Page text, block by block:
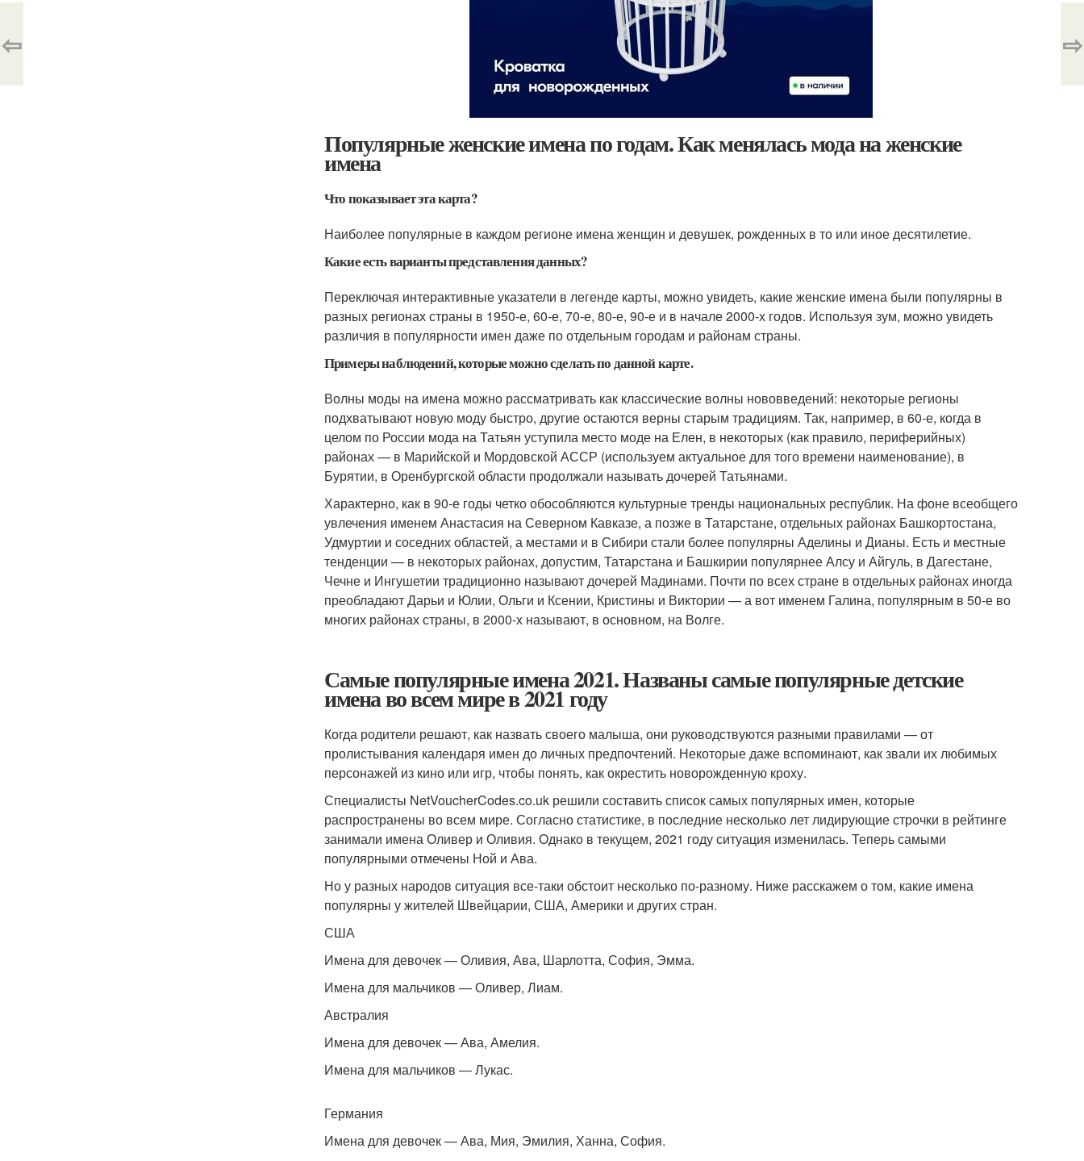
Популярные женские имена по годам. Как менялась мода на женские
имена
Что показывает эта карта?
Наиболее популярные в каждом регионе имена женщин и девушек, рожденных в то или иное десятилетие.
Какие есть варианты представления данных?
Переключая интерактивные указатели в легенде карты, можно увидеть, какие женские имена были популярны в
разных регионах страны в 1950-е, 60-е, 70-е, 80-е, 90-е и в начале 2000-х годов. Используя зум, можно увидеть
различия в популярности имен даже по отдельным городам и районам страны.
Примеры наблюдений, которые можно сделать по данной карте.
Волны моды на имена можно рассматривать как классические волны нововведений: некоторые регионы
подхватывают новую моду быстро, другие остаются верны старым традициям. Так, например, в 60-е, когда в
целом по России мода на Татьян уступила место моде на Елен, в некоторых (как правило, периферийных)
районах — в Марийской и Мордовской АССР (используем актуальное для того времени наименование), в
Бурятии, в Оренбургской области продолжали называть дочерей Татьянами.
Характерно, как в 90-е годы четко обособляются культурные тренды национальных республик. На фоне всеобщего
увлечения именем Анастасия на Северном Кавказе, а позже в Татарстане, отдельных районах Башкортостана,
Удмуртии и соседних областей, а местами и в Сибири стали более популярны Аделины и Дианы. Есть и местные
тенденции — в некоторых районах, допустим, Татарстана и Башкирии популярнее Алсу и Айгуль, в Дагестане,
Чечне и Ингушетии традиционно называют дочерей Мадинами. Почти по всех стране в отдельных районах иногда
преобладают Дарьи и Юлии, Ольги и Ксении, Кристины и Виктории — а вот именем Галина, популярным в 50-е во
многих районах страны, в 2000-х называют, в основном, на Волге.
Самые популярные имена 2021. Названы самые популярные детские
имена во всем мире в 2021 году
Когда родители решают, как назвать своего малыша, они руководствуются разными правилами — от
пролистывания календаря имен до личных предпочтений. Некоторые даже вспоминают, как звали их любимых
персонажей из кино или игр, чтобы понять, как окрестить новорожденную кроху.
Специалисты NetVoucherCodes.co.uk решили составить список самых популярных имен, которые
распространены во всем мире. Согласно статистике, в последние несколько лет лидирующие строчки в рейтинге
занимали имена Оливер и Оливия. Однако в текущем, 2021 году ситуация изменилась. Теперь самыми
популярными отмечены Ной и Ава.
Но у разных народов ситуация все-таки обстоит несколько по-разному. Ниже расскажем о том, какие имена
популярны у жителей Швейцарии, США, Америки и других стран.
США
Имена для девочек — Оливия, Ава, Шарлотта, София, Эмма.
Имена для мальчиков — Оливер, Лиам.
Австралия
Имена для девочек — Ава, Амелия.
Имена для мальчиков — Лукас.
Германия
Имена для девочек — Ава, Мия, Эмилия, Ханна, София.
⇦ ⇨